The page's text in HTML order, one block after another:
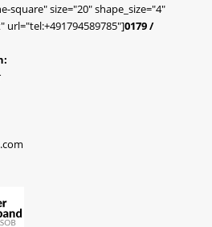
square" size="20" shape_size="4"
url="tel:+491794589785"]0179 /